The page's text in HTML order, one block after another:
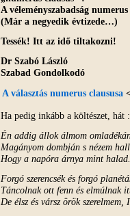
A véleményszabadság
(Már a negyedik évtizede…)
Tessék! Itt az idő tiltakozni!
Dr Szabó László
Szabad Gondolkodó
A választás numerus claususa<
Ha pedig inkább a költészet, hát :
Én addig állok álmom
Magányom dombján s nézem
Hogy a napóra árnya mint halad.
Forgó szerencsék és forgó
Táncolnak ott fenn és elmúlnak
De élsz és vársz örök szerelmem,